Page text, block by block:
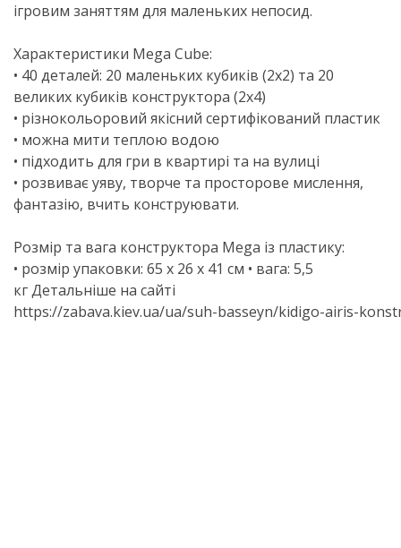
ігровим заняттям для маленьких непосид.
Характеристики Mega Cube:
• 40 деталей: 20 маленьких кубиків (2х2) та 20
великих кубиків конструктора (2х4)
• різнокольоровий якісний сертифікований пластик
• можна мити теплою водою
• підходить для гри в квартирі та на вулиці
• розвиває уяву, творче та просторове мислення,
фантазію, вчить конструювати.
Розмір та вага конструктора Mega із пластику:
• розмір упаковки: 65 х 26 х 41 см • вага: 5,5
кг Детальніше на сайті
https://zabava.kiev.ua/ua/suh-basseyn/kidigo-airis-